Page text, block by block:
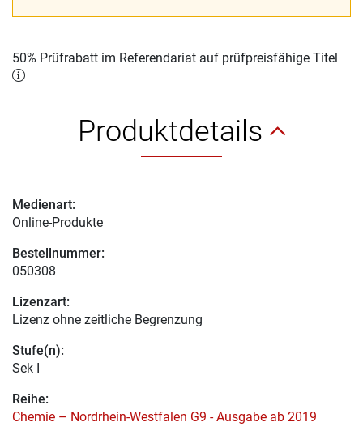
50% Prüfrabatt im Referendariat auf prüfpreisfähige Titel
Produktdetails
Medienart:
Online-Produkte
Bestellnummer:
050308
Lizenzart:
Lizenz ohne zeitliche Begrenzung
Stufe(n):
Sek I
Reihe:
Chemie – Nordrhein-Westfalen G9 - Ausgabe ab 2019